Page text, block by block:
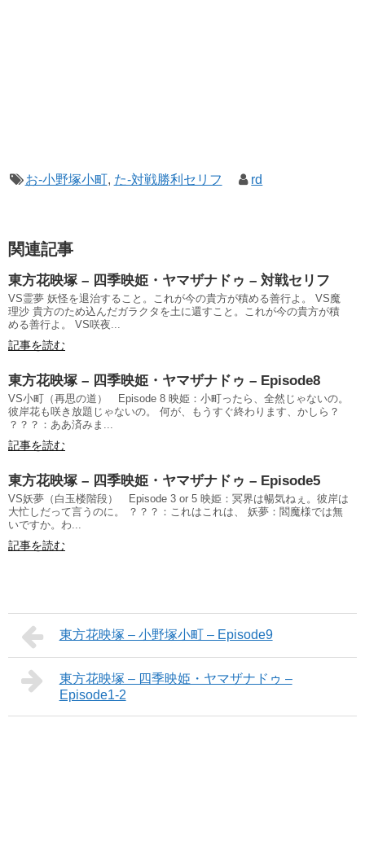
お-小野塚小町, た-対戦勝利セリフ rd
関連記事
東方花映塚 – 四季映姫・ヤマザナドゥ – 対戦セリフ
VS霊夢 妖怪を退治すること。これが今の貴方が積める善行よ。 VS魔
理沙 貴方のため込んだガラクタを土に還すこと。これが今の貴方が積
める善行よ。 VS咲夜...
記事を読む
東方花映塚 – 四季映姫・ヤマザナドゥ – Episode8
VS小町（再思の道） Episode 8 映姫：小町ったら、全然じゃないの。
彼岸花も咲き放題じゃないの。 何が、もうすぐ終わります、かしら？
？？？：ああ済みま...
記事を読む
東方花映塚 – 四季映姫・ヤマザナドゥ – Episode5
VS妖夢（白玉楼階段） Episode 3 or 5 映姫：冥界は暢気ねぇ。彼岸は
大忙しだって言うのに。 ？？？：これはこれは、 妖夢：閻魔様では無
いですか。わ...
記事を読む
東方花映塚 – 小野塚小町 – Episode9
東方花映塚 – 四季映姫・ヤマザナドゥ –
Episode1-2